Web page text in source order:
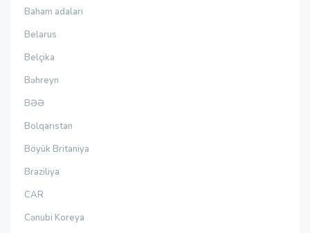
Baham adaları
Belarus
Belçika
Bəhreyn
BƏƏ
Bolqarıstan
Böyük Britaniya
Braziliya
CAR
Cənubi Koreya